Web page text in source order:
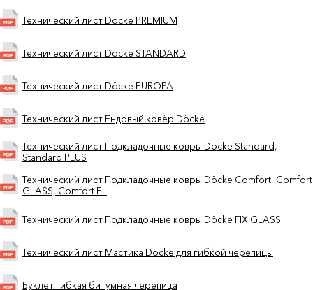
Технический лист Döcke PREMIUM
Технический лист Döcke STANDARD
Технический лист Döcke EUROPA
Технический лист Ендовый ковёр Döcke
Технический лист Подкладочные ковры Döcke Standard,
Standard PLUS
Технический лист Подкладочные ковры Döcke Comfort, Comfort
GLASS, Comfort EL
Технический лист Подкладочные ковры Döcke FIX GLASS
Технический лист Мастика Döcke для гибкой черепицы
Буклет Гибкая битумная черепица